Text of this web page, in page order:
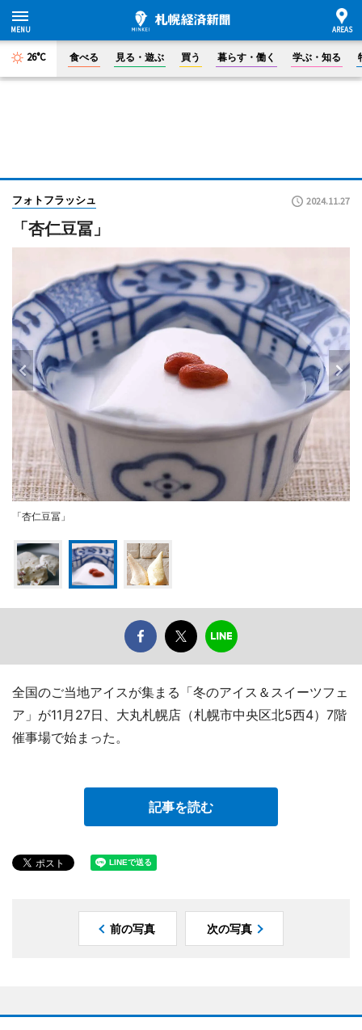
26°C 食べる 見る・遊ぶ 買う 暮らす・働く 学ぶ・知る
フォトフラッシュ 2024.11.27
「杏仁豆冨」
「杏仁豆冨」
全国のご当地アイスが集まる「冬のアイス＆スイーツフェ
ア」が11月27日、大丸札幌店（札幌市中央区北5西4）7階
催事場で始まった。
記事を読む
前の写真 次の写真